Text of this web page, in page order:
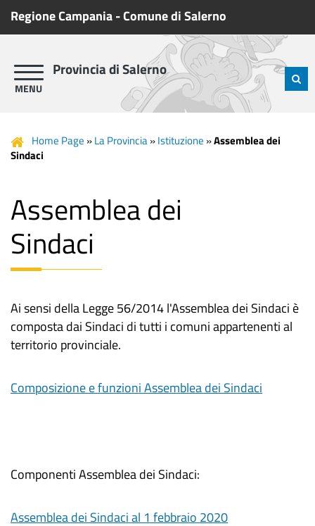
Regione Campania-Comune di Salerno
Provincia di Salerno
Home Page »La Provincia»Istituzione »Assemblea dei
Sindaci
Assemblea dei
Sindaci
Ai sensi della Legge 56/2014 l'Assemblea dei Sindaci è
composta dai Sindaci di tutti i comuni appartenenti al
territorio provinciale.
Composizione e funzioni Assemblea dei Sindaci
Componenti Assemblea dei Sindaci:
Assemblea dei Sindaci al 1 febbraio 2020